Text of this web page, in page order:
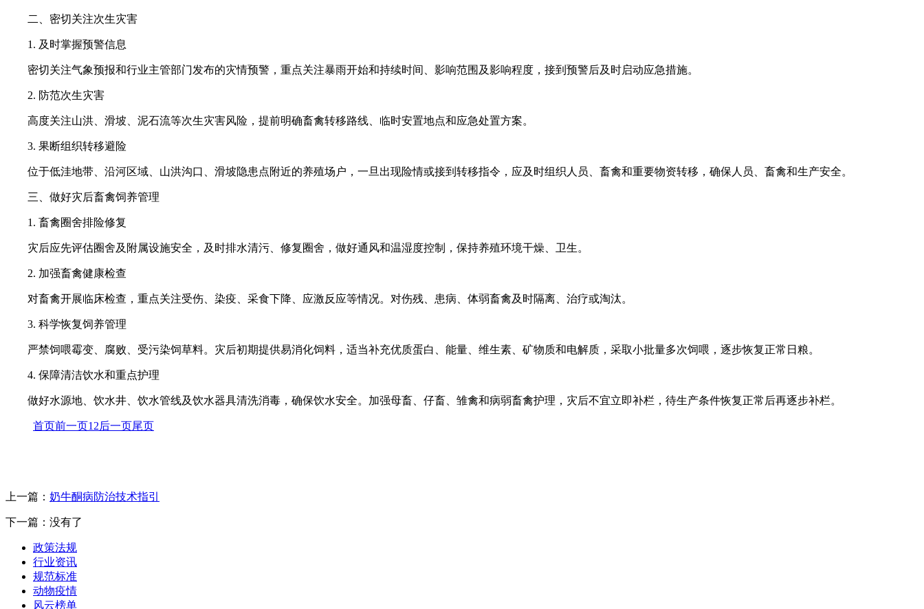
二、密切关注次生灾害
1. 及时掌握预警信息
密切关注气象预报和行业主管部门发布的灾情预警，重点关注暴雨开始和持续时间、影响范围及影响程度，接到预警后及时启动应急措施。
2. 防范次生灾害
高度关注山洪、滑坡、泥石流等次生灾害风险，提前明确畜禽转移路线、临时安置地点和应急处置方案。
3. 果断组织转移避险
位于低洼地带、沿河区域、山洪沟口、滑坡隐患点附近的养殖场户，一旦出现险情或接到转移指令，应及时组织人员、畜禽和重要物资转移，确保人员、畜禽和生产安全。
三、做好灾后畜禽饲养管理
1. 畜禽圈舍排险修复
灾后应先评估圈舍及附属设施安全，及时排水清污、修复圈舍，做好通风和温湿度控制，保持养殖环境干燥、卫生。
2. 加强畜禽健康检查
对畜禽开展临床检查，重点关注受伤、染疫、采食下降、应激反应等情况。对伤残、患病、体弱畜禽及时隔离、治疗或淘汰。
3. 科学恢复饲养管理
严禁饲喂霉变、腐败、受污染饲草料。灾后初期提供易消化饲料，适当补充优质蛋白、能量、维生素、矿物质和电解质，采取小批量多次饲喂，逐步恢复正常日粮。
4. 保障清洁饮水和重点护理
做好水源地、饮水井、饮水管线及饮水器具清洗消毒，确保饮水安全。加强母畜、仔畜、雏禽和病弱畜禽护理，灾后不宜立即补栏，待生产条件恢复正常后再逐步补栏。
首页前一页1 2后一页尾页
上一篇： 奶牛酮病防治技术指引
下一篇：没有了
政策法规
行业资讯
规范标准
动物疫情
风云榜单